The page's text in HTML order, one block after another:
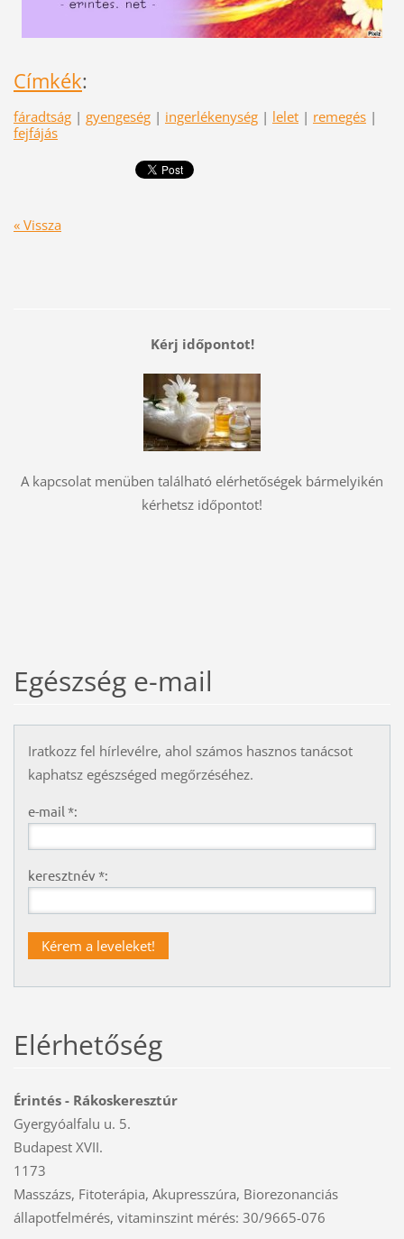
Címkék:
fáradtság | gyengeség | ingerlékenység | lelet | remegés |
fejfájás
« Vissza
Kérj időpontot!
A kapcsolat menüben található elérhetőségek bármelyikén
kérhetsz időpontot!
Egészség e-mail
Iratkozz fel hírlevélre, ahol számos hasznos tanácsot
kaphatsz egészséged megőrzéséhez.
e-mail *:
keresztnév *:
Elérhetőség
Érintés - Rákoskeresztúr
Gyergyóalfalu u. 5.
Budapest XVII.
1173
Masszázs, Fitoterápia, Akupresszúra, Biorezonanciás
állapotfelmérés, vitaminszint mérés: 30/9665-076